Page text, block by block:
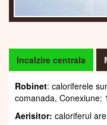
Incalzire centrala
Robinet: caloriferele
comanada, Conexiune:
Aerisitor: caloriferul